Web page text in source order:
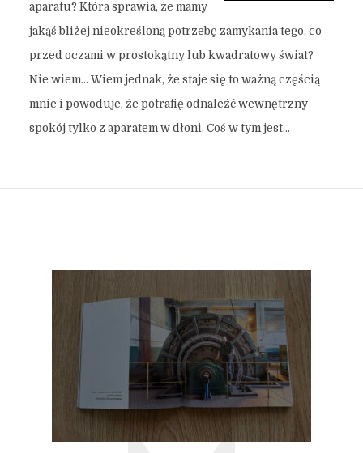
aparatu? Która sprawia, że mamy
jakąś bliżej nieokreśloną potrzebę zamykania tego, co
przed oczami w prostokątny lub kwadratowy świat?
Nie wiem… Wiem jednak, że staje się to ważną częścią
mnie i powoduje, że potrafię odnaleźć wewnętrzny
spokój tylko z aparatem w dłoni. Coś w tym jest…